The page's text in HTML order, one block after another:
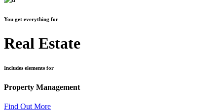
You get everything for
Real Estate
Includes elements for
Property Management
Find Out More